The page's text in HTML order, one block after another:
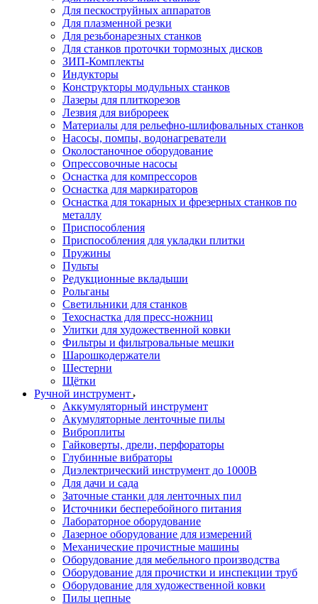
Для пескоструйных аппаратов
Для плазменной резки
Для резьбонарезных станков
Для станков проточки тормозных дисков
ЗИП-Комплекты
Индукторы
Конструкторы модульных станков
Лазеры для плиткорезов
Лезвия для виброреек
Материалы для рельефно-шлифовальных станков
Насосы, помпы, водонагреватели
Околостаночное оборудование
Опрессовочные насосы
Оснастка для компрессоров
Оснастка для маркираторов
Оснастка для токарных и фрезерных станков по
металлу
Приспособления
Приспособления для укладки плитки
Пружины
Пульты
Редукционные вкладыши
Рольганы
Светильники для станков
Техоснастка для пресс-ножниц
Улитки для художественной ковки
Фильтры и фильтровальные мешки
Шарошкодержатели
Шестерни
Щётки
Ручной инструмент
Аккумуляторный инструмент
Акумуляторные ленточные пилы
Виброплиты
Гайковерты, дрели, перфораторы
Глубинные вибраторы
Диэлектрический инструмент до 1000В
Для дачи и сада
Заточные станки для ленточных пил
Источники бесперебойного питания
Лабораторное оборудование
Лазерное оборудование для измерений
Механические прочистные машины
Оборудование для мебельного производства
Оборудование для прочистки и инспекции труб
Оборудование для художественной ковки
Пилы цепные